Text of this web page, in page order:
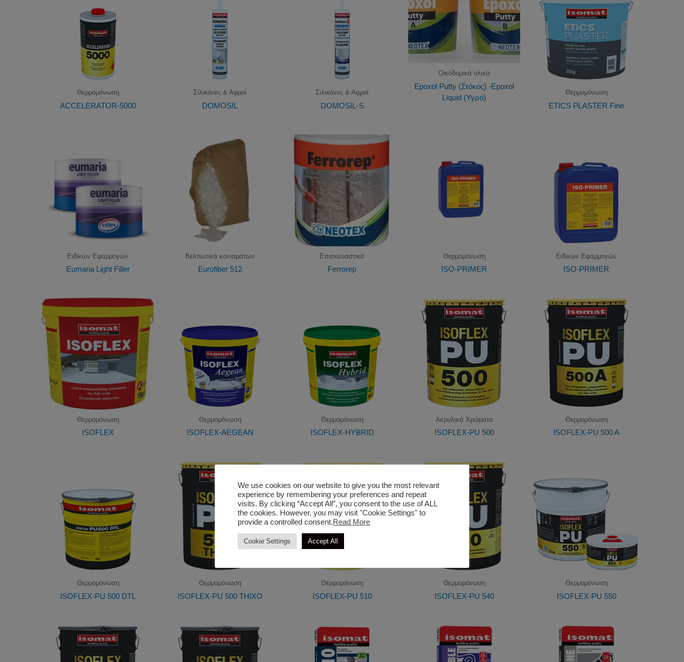
Θερμομόνωση
ACCELERATOR-5000
Σιλικόνες & Αφροί
DOMOSIL
Σιλικόνες & Αφροί
DOMOSIL-S
Οικοδομικά υλικά
Epoxol Putty (Στόκος) -Epoxol
Liquid (Υγρό)
Θερμομόνωση
ETICS PLASTER Fine
Ειδικών Εφαρμογών
Eumaria Light Filler
Βελτιωτικά κονιαμάτων
Eurofiber 512
Επισκευαστικά
Ferrorep
Θερμομόνωση
ISO-PRIMER
Ειδικών Εφαρμογών
ISO-PRIMER
Θερμομόνωση
ISOFLEX
Θερμομόνωση
ISOFLEX-AEGEAN
Θερμομόνωση
ISOFLEX-HYBRID
Ακρυλικά Χρώματα
ISOFLEX-PU 500
Θερμομόνωση
ISOFLEX-PU 500 A
Θερμομόνωση
ISOFLEX-PU 500 DTL
Θερμομόνωση
ISOFLEX-PU 500 THIXO
Θερμομόνωση
ISOFLEX-PU 510
Θερμομόνωση
ISOFLEX-PU 540
Θερμομόνωση
ISOFLEX-PU 550
We use cookies on our website to give you the most relevant
experience by remembering your preferences and repeat
visits. By clicking “Accept All”, you consent to the use of ALL
the cookies. However, you may visit "Cookie Settings" to
provide a controlled consent.Read More
Cookie Settings Accept All